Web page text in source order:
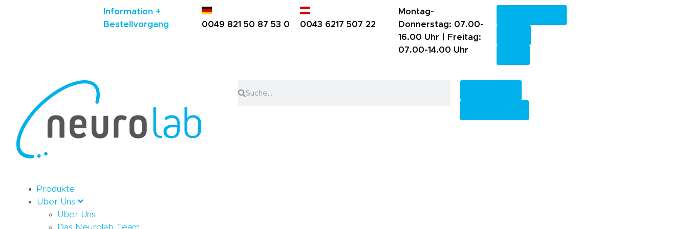
Information +
Bestellvorgang
0049 821 50 87 53 0 0043 6217 507 22
Montag-
Donnerstag: 07.00-
16.00 Uhr |
Freitag:
07.00-14.00 Uhr
Produkte
Über Uns
Über Uns
Das Neurolab Team